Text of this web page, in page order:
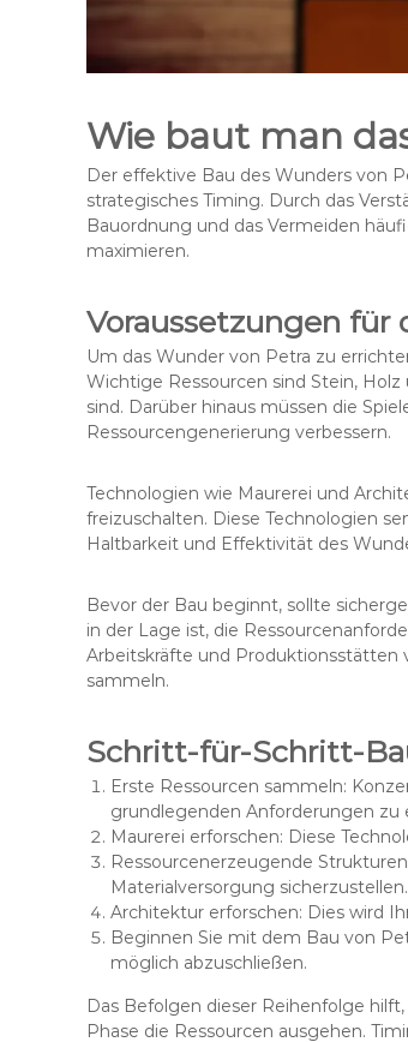
Wie baut man
Der effektive Bau des Wunders von
strategisches Timing. Durch das
Bauordnung und das Vermeiden
maximieren.
Voraussetzungen für
Um das Wunder von Petra zu
Wichtige Ressourcen sind Stein,
sind. Darüber hinaus müssen die
Ressourcengenerierung verbessern.
Technologien wie Maurerei und
freizuschalten. Diese Technologien
Haltbarkeit und Effektivität des
Bevor der Bau beginnt, sollte
in der Lage ist, die
Arbeitskräfte und Produktionsstätten
sammeln.
Schritt-für-Schritt-
Erste Ressourcen sammeln:
grundlegenden Anforderungen zu
Maurerei erforschen: Diese
Ressourcenerzeugende
Materialversorgung sicherzustellen.
Architektur erforschen: Dies wird
Beginnen Sie mit dem Bau von
möglich abzuschließen.
Das Befolgen dieser Reihenfolge
Phase die Ressourcen ausgehen.